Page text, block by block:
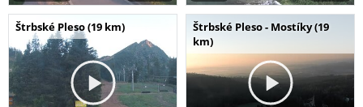
Štrbské Pleso (19 km)
Štrbské Pleso - Mostíky (19
km)